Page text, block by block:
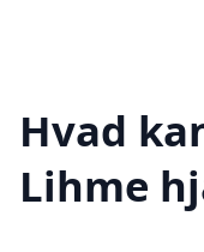
Hvad
Lihme